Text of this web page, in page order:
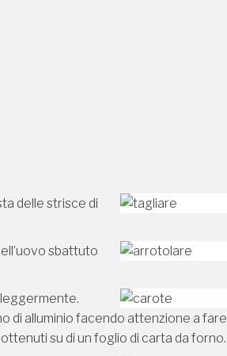
delle strisce di
sbattuto
leggermente.
di alluminio facendo attenzione a fare
su di un foglio di carta da forno.